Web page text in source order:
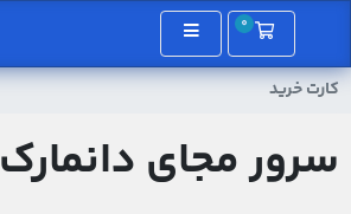
0
کارت خرید
کارت خرید
سرور مجای دانمارک